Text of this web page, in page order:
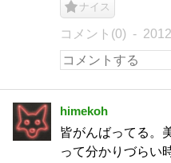
ナイス
コメント(0)
himekoh
皆がんばってる。
って分かりづらい